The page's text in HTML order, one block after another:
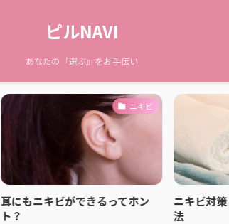
ピルNAVI
あなたの『選ぶ』をお手伝い
ニキビ
耳にもニキビができるってホン
ト？
ニキビ対
法